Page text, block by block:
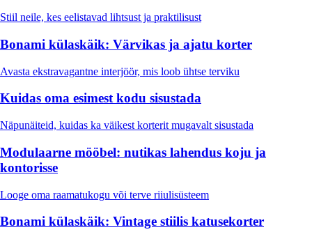
Stiil neile, kes eelistavad lihtsust ja praktilisust
Bonami külaskäik: Värvikas ja ajatu korter
Avasta ekstravagantne interjöör, mis loob ühtse terviku
Kuidas oma esimest kodu sisustada
Näpunäiteid, kuidas ka väikest korterit mugavalt sisustada
Modulaarne mööbel: nutikas lahendus koju ja
kontorisse
Looge oma raamatukogu või terve riiulisüsteem
Bonami külaskäik: Vintage stiilis katusekorter